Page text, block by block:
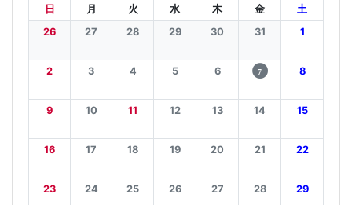
日 月 火 水 木 金
土
26
27 28 29 30 31 1
2 3 4 5 6 7 8
9 10 11 12 13 14 15
16 17 18 19 20 21 22
23 24 25 26 27 28 29